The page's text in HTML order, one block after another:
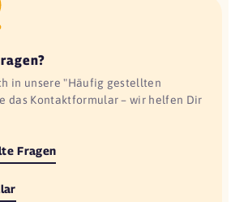
in unsere "Häufig gestellten
das Kontaktformular – wir helfen Dir
Fragen